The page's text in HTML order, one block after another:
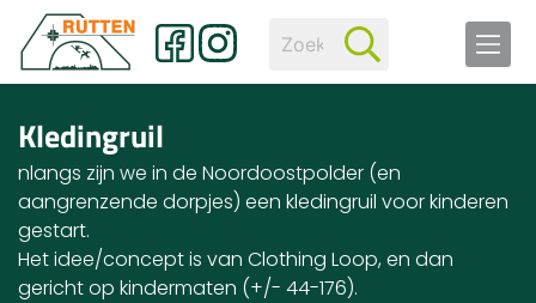
Kledingruil
nlangs zijn we in de Noordoostpolder (en
aangrenzende dorpjes) een kledingruil voor kinderen
gestart.
Het idee/concept is van Clothing Loop, en dan
gericht op kindermaten (+/- 44-176).